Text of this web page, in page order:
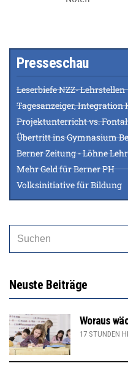
Presseschau
Leserbiefe NZZ- Lehrstellen
Tagesanzeiger, Integration
Projektunterricht vs.
Übertritt ins Gymnasium
Berner Zeitung - Löhne
Mehr Geld für Berner PH
Volksinitiative für Bildung
Neuste Beiträge
Woraus
17 STUNDEN